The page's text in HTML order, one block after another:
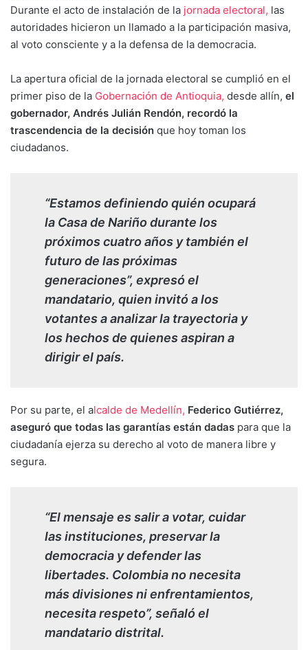
Durante el acto de instalación de la jornada electoral, las
autoridades hicieron un llamado a la participación masiva,
al voto consciente y a la defensa de la democracia.
La apertura oficial de la jornada electoral se cumplió en el
primer piso de la Gobernación de Antioquia, desde allín, el
gobernador, Andrés Julián Rendón, recordó la
trascendencia de la decisión que hoy toman los
ciudadanos.
“Estamos definiendo quién ocupará
la Casa de Nariño durante los
próximos cuatro años y también el
futuro de las próximas
generaciones”, expresó el
mandatario, quien invitó a los
votantes a analizar la trayectoria y
los hechos de quienes aspiran a
dirigir el país.
Por su parte, el alcalde de Medellín, Federico Gutiérrez,
aseguró que todas las garantías están dadas para que la
ciudadanía ejerza su derecho al voto de manera libre y
segura.
“El mensaje es salir a votar, cuidar
las instituciones, preservar la
democracia y defender las
libertades. Colombia no necesita
más divisiones ni enfrentamientos,
necesita respeto”, señaló el
mandatario distrital.